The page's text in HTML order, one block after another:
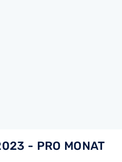
- PRO MONAT